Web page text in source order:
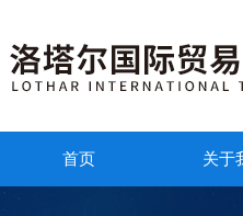
首页 关于